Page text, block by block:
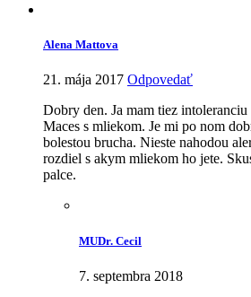
Alena Mattova
21. mája 2017 Odpovedať
Dobry den. Ja mam tiez intoleranciu
Maces s mliekom. Je mi po nom
bolestou brucha. Nieste nahodou
rozdiel s akym mliekom ho jete.
palce.
MUDr. Cecil
7. septembra 2018